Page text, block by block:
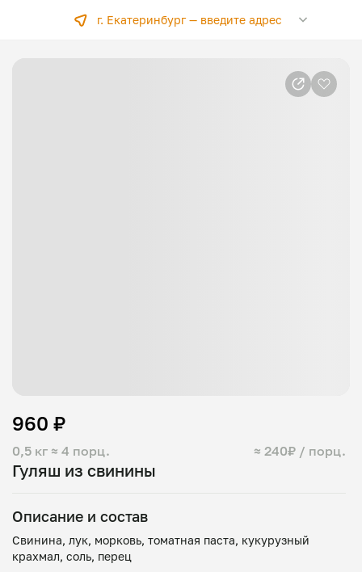
г. Екатеринбург —введите адрес
Гуляш из свинины
0,5 кг ≈ 4 порц. ≈ 240₽ / порц.
960 ₽
Описание и состав
Свинина, лук, морковь, томатная паста, кукурузный